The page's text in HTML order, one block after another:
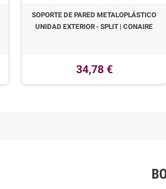
SOPORTE DE PARED METALOPLÁSTICO
UNIDAD EXTERIOR - SPLIT | CONAIRE
34,78 €